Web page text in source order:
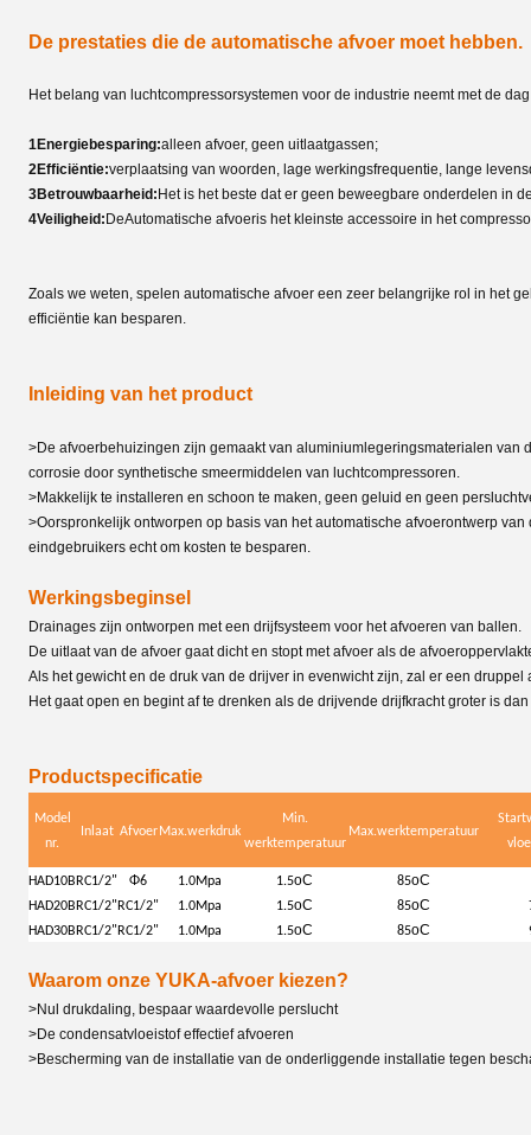
De prestaties die de automatische afvoer moet hebben.
Het belang van luchtcompressorsystemen voor de industrie neemt met de
1Energiebesparing:alleen afvoer, geen uitlaatgassen;
2Efficiëntie:verplaatsing van woorden, lage werkingsfrequentie, lange
3Betrouwbaarheid: Het is het beste dat er geen beweegbare onderdelen in
4Veiligheid: DeAutomatische afvoeris het kleinste accessoire in het
Zoals we weten, spelen automatische afvoer een zeer belangrijke rol in het
efficiëntie kan besparen.
Inleiding van het product
>De afvoerbehuizingen zijn gemaakt van aluminiumlegeringsmaterialen van
corrosie door synthetische smeermiddelen van luchtcompressoren.
>Makkelijk te installeren en schoon te maken, geen geluid en geen
>Oorspronkelijk ontworpen op basis van het automatische afvoerontwerp
eindgebruikers echt om kosten te besparen.
Werkingsbeginsel
Drainages zijn ontworpen met een drijfsysteem voor het afvoeren van ballen.
De uitlaat van de afvoer gaat dicht en stopt met afvoer als de
Als het gewicht en de druk van de drijver in evenwicht zijn, zal er een druppel
Het gaat open en begint af te drenken als de drijvende drijfkracht groter is
Productspecificatie
Model
nr.
Inlaat Afvoer Max.werkdruk
Min.
werktemperatuur
Max.werktemperatuur
HAD10B RC1/2" Φ6 1.0Mpa 1.5oC 85oC
HAD20B RC1/2" RC1/2" 1.0Mpa 1.5oC 85oC
HAD30B RC1/2" RC1/2" 1.0Mpa 1.5oC 85oC
Waarom onze YUKA-afvoer kiezen?
>Nul drukdaling, bespaar waardevolle perslucht
>De condensatvloeistof effectief afvoeren
>Bescherming van de installatie van de onderliggende installatie tegen